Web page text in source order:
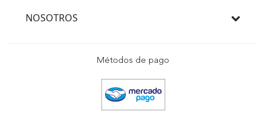
NOSOTROS
Métodos de pago